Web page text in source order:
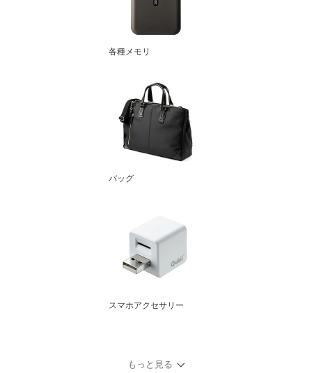
各種メモリ
バッグ
スマホアクセサリー
もっと見る